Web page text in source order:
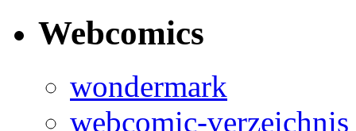
Webcomics
wondermark
webcomic-verzeichnis